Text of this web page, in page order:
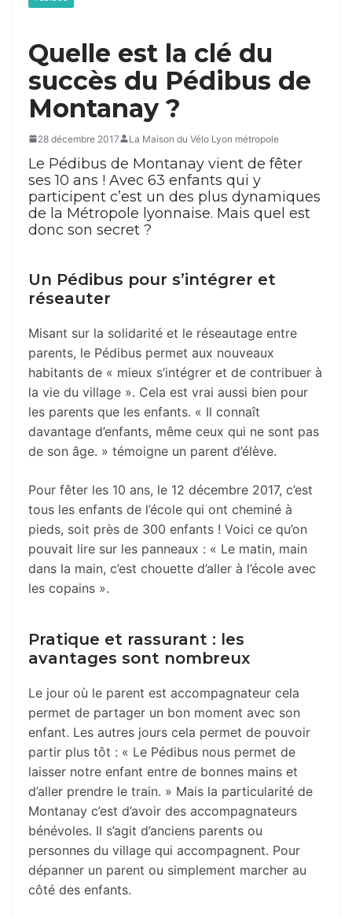
Quelle est la clé du
succès du Pédibus de
Montanay ?
28 décembre 2017 La Maison du Vélo Lyon métropole
Le Pédibus de Montanay vient de fêter
ses 10 ans ! Avec 63 enfants qui y
participent c’est un des plus dynamiques
de la Métropole lyonnaise. Mais quel est
donc son secret ?
Un Pédibus pour s’intégrer et
réseauter
Misant sur la solidarité et le réseautage entre
parents, le Pédibus permet aux nouveaux
habitants de « mieux s’intégrer et de contribuer à
la vie du village ». Cela est vrai aussi bien pour
les parents que les enfants. « Il connaît
davantage d’enfants, même ceux qui ne sont pas
de son âge. » témoigne un parent d’élève.
Pour fêter les 10 ans, le 12 décembre 2017, c’est
tous les enfants de l’école qui ont cheminé à
pieds, soit près de 300 enfants ! Voici ce qu’on
pouvait lire sur les panneaux : « Le matin, main
dans la main, c’est chouette d’aller à l’école avec
les copains ».
Pratique et rassurant : les
avantages sont nombreux
Le jour où le parent est accompagnateur cela
permet de partager un bon moment avec son
enfant. Les autres jours cela permet de pouvoir
partir plus tôt : « Le Pédibus nous permet de
laisser notre enfant entre de bonnes mains et
d’aller prendre le train. » Mais la particularité de
Montanay c’est d’avoir des accompagnateurs
bénévoles. Il s’agit d’anciens parents ou
personnes du village qui accompagnent. Pour
dépanner un parent ou simplement marcher au
côté des enfants.